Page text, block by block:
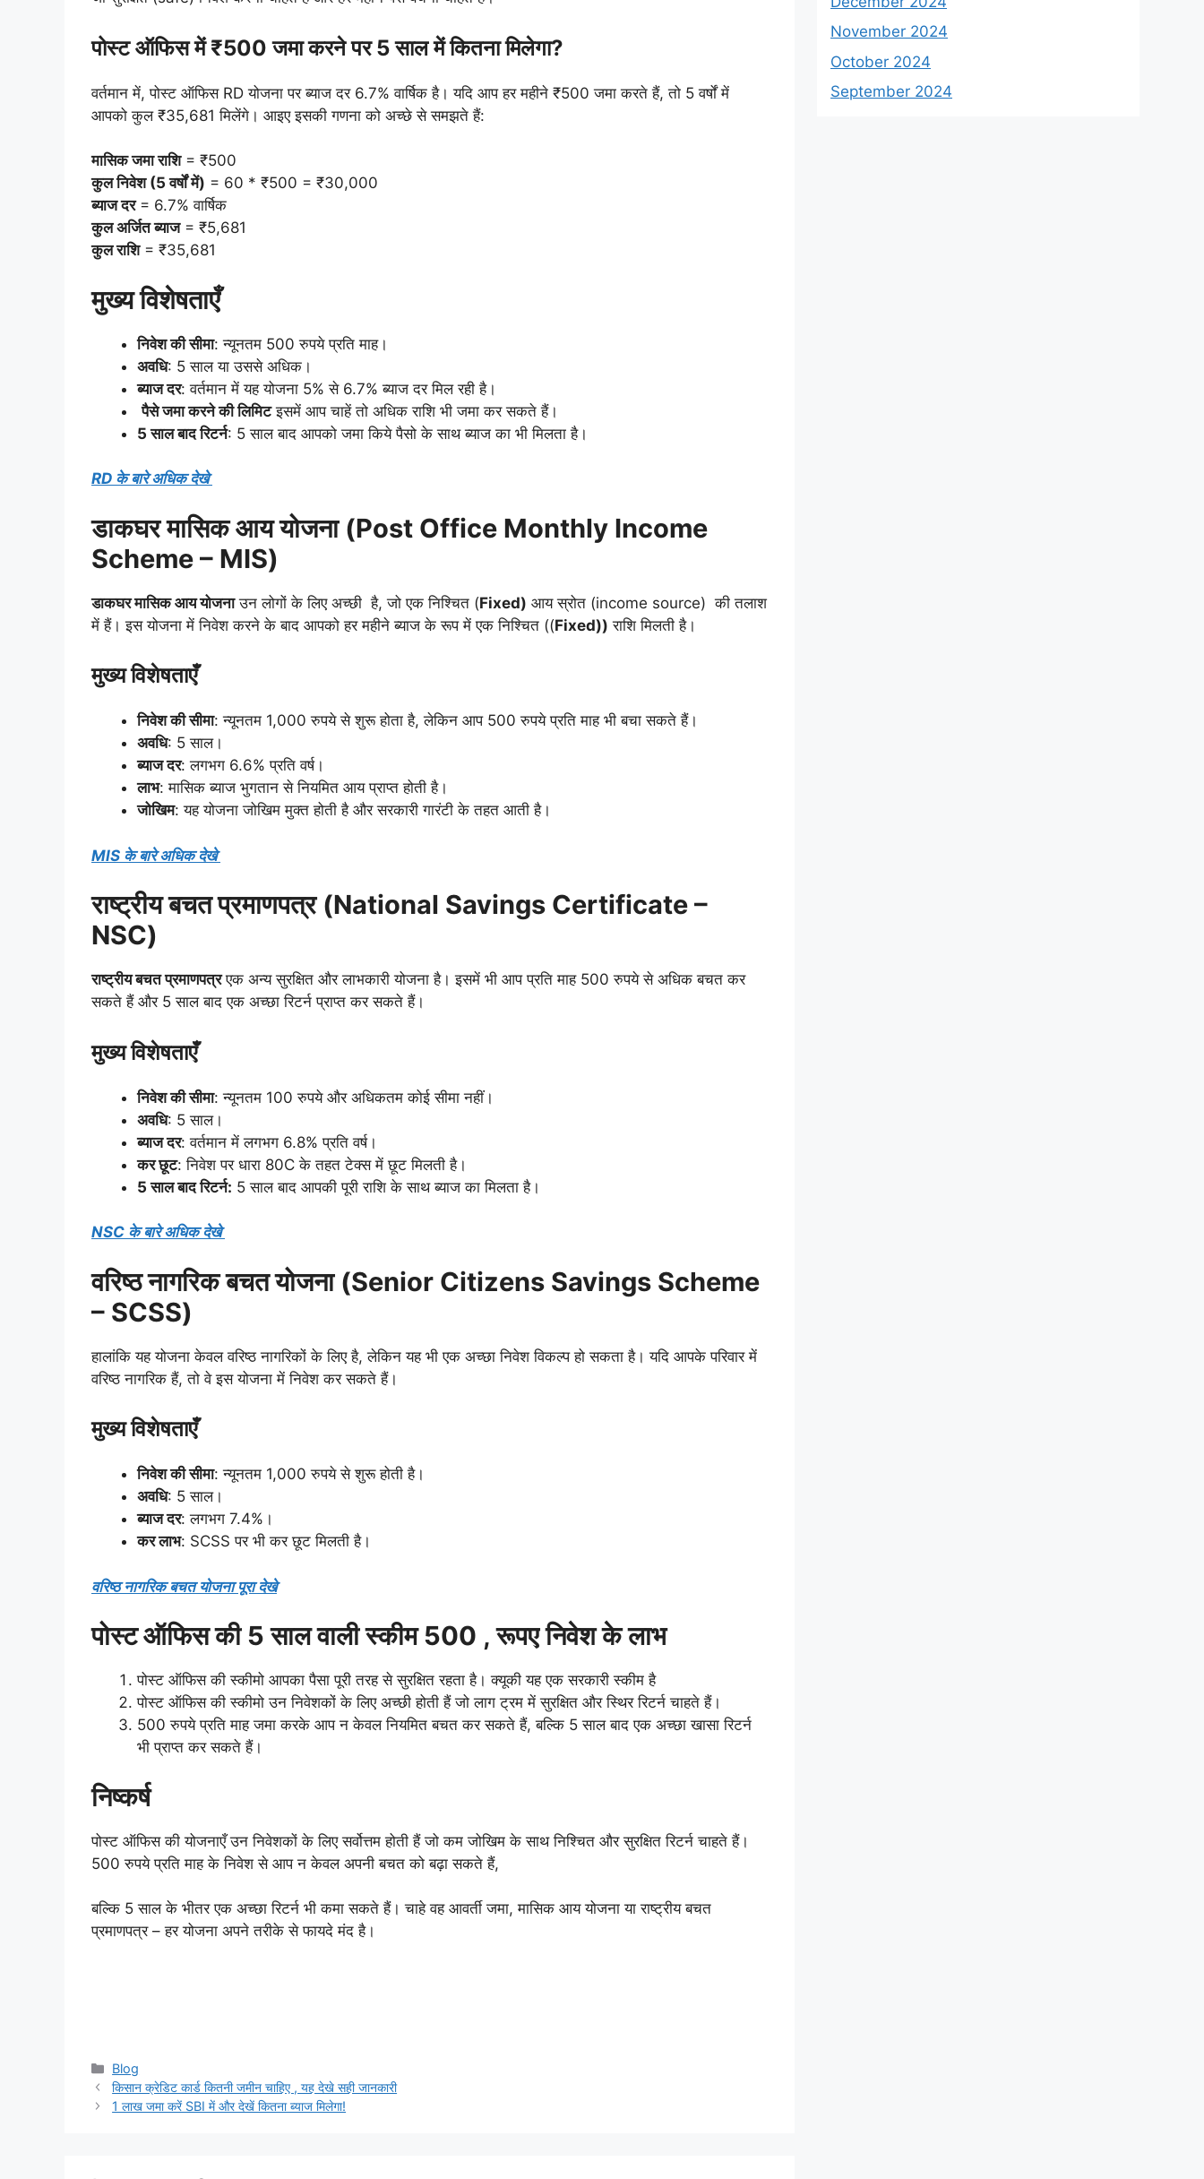
पोस्ट ऑफिस में ₹500 जमा करने पर 5 साल में कितना मिलेगा?
वर्तमान में, पोस्ट ऑफिस RD योजना पर ब्याज दर 6.7% वार्षिक है। यदि आप हर महीने ₹500 जमा करते हैं, तो 5 वर्षों में
आपको कुल ₹35,681 मिलेंगे। आइए इसकी गणना को अच्छे से समझते हैं:
मासिक जमा राशि= ₹500
कुल निवेश (5 वर्षों में) = 60 * ₹500 = ₹30,000
ब्याज दर= 6.7% वार्षिक
कुल अर्जित ब्याज= ₹5,681
कुल राशि= ₹35,681
मुख्य विशेषताएँ
निवेश की सीमा: न्यूनतम 500 रुपये प्रति माह।
अवधि: 5 साल या उससे अधिक।
ब्याज दर: वर्तमान में यह योजना 5% से 6.7% ब्याज दर मिल रही है।
पैसे जमा करने की लिमिटइसमें आप चाहें तो अधिक राशि भी जमा कर सकते हैं।
5 साल बाद रिटर्न: 5 साल बाद आपको जमा किये पैसो के साथ ब्याज का भी मिलता है।
RD के बारे अधिक देखे
डाकघर मासिक आय योजना (Post Office Monthly Income
Scheme – MIS)
डाकघर मासिक आय योजनाउन लोगों के लिए अच्छी है, जो एक निश्चित (Fixed) आय स्रोत (income source) की तलाश
में हैं। इस योजना में निवेश करने के बाद आपको हर महीने ब्याज के रूप में एक निश्चित ((Fixed)) राशि मिलती है।
मुख्य विशेषताएँ
निवेश की सीमा: न्यूनतम 1,000 रुपये से शुरू होता है, लेकिन आप 500 रुपये प्रति माह भी बचा सकते हैं।
अवधि: 5 साल।
ब्याज दर: लगभग 6.6% प्रति वर्ष।
लाभ: मासिक ब्याज भुगतान से नियमित आय प्राप्त होती है।
जोखिम: यह योजना जोखिम मुक्त होती है और सरकारी गारंटी के तहत आती है।
MIS के बारे अधिक देखे
राष्ट्रीय बचत प्रमाणपत्र (National Savings Certificate –
NSC)
राष्ट्रीय बचत प्रमाणपत्रएक अन्य सुरक्षित और लाभकारी योजना है। इसमें भी आप प्रति माह 500 रुपये से अधिक बचत कर
सकते हैं और 5 साल बाद एक अच्छा रिटर्न प्राप्त कर सकते हैं।
मुख्य विशेषताएँ
निवेश की सीमा: न्यूनतम 100 रुपये और अधिकतम कोई सीमा नहीं।
अवधि: 5 साल।
ब्याज दर: वर्तमान में लगभग 6.8% प्रति वर्ष।
कर छूट: निवेश पर धारा 80C के तहत टेक्स में छूट मिलती है।
5 साल बाद रिटर्न: 5 साल बाद आपकी पूरी राशि के साथ ब्याज का मिलता है।
NSC के बारे अधिक देखे
वरिष्ठ नागरिक बचत योजना (Senior Citizens Savings Scheme
– SCSS)
हालांकि यह योजना केवल वरिष्ठ नागरिकों के लिए है, लेकिन यह भी एक अच्छा निवेश विकल्प हो सकता है। यदि आपके परिवार में
वरिष्ठ नागरिक हैं, तो वे इस योजना में निवेश कर सकते हैं।
मुख्य विशेषताएँ
निवेश की सीमा: न्यूनतम 1,000 रुपये से शुरू होती है।
अवधि: 5 साल।
ब्याज दर: लगभग 7.4%।
कर लाभ: SCSS पर भी कर छूट मिलती है।
वरिष्ठ नागरिक बचत योजना पूरा देखे
पोस्ट ऑफिस की 5 साल वाली स्कीम 500 , रूपए निवेश के लाभ
पोस्ट ऑफिस की स्कीमो आपका पैसा पूरी तरह से सुरक्षित रहता है। क्यूकी यह एक सरकारी स्कीम है
पोस्ट ऑफिस की स्कीमो उन निवेशकों के लिए अच्छी होती हैं जो लाग ट्रम में सुरक्षित और स्थिर रिटर्न चाहते हैं।
500 रुपये प्रति माह जमा करके आप न केवल नियमित बचत कर सकते हैं, बल्कि 5 साल बाद एक अच्छा खासा रिटर्न
भी प्राप्त कर सकते हैं।
निष्कर्ष
पोस्ट ऑफिस की योजनाएँ उन निवेशकों के लिए सर्वोत्तम होती हैं जो कम जोखिम के साथ निश्चित और सुरक्षित रिटर्न चाहते हैं।
500 रुपये प्रति माह के निवेश से आप न केवल अपनी बचत को बढ़ा सकते हैं,
बल्कि 5 साल के भीतर एक अच्छा रिटर्न भी कमा सकते हैं। चाहे वह आवर्ती जमा, मासिक आय योजना या राष्ट्रीय बचत
प्रमाणपत्र – हर योजना अपने तरीके से फायदे मंद है।
Categories
Blog
किसान क्रेडिट कार्ड कितनी जमीन चाहिए , यह देखे सही जानकारी
1 लाख जमा करें SBI में और देखें कितना ब्याज मिलेगा!
November 2024
October 2024
September 2024